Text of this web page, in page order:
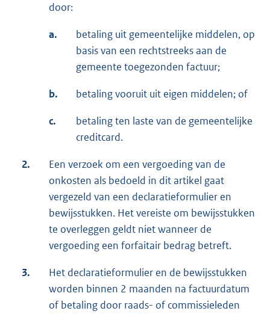
door:
a.
betaling uit gemeentelijke middelen, op
basis van een rechtstreeks aan de
gemeente toegezonden factuur;
b. betaling vooruit uit eigen middelen; of
c.
betaling ten laste van de gemeentelijke
creditcard.
2.
Een verzoek om een vergoeding van de
onkosten als bedoeld in dit artikel gaat
vergezeld van een declaratieformulier en
bewijsstukken. Het vereiste om bewijsstukken
te overleggen geldt niet wanneer de
vergoeding een forfaitair bedrag betreft.
3.
Het declaratieformulier en de bewijsstukken
worden binnen 2 maanden na factuurdatum
of betaling door raads- of commissieleden